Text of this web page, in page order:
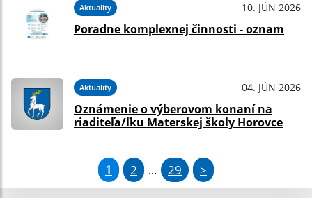
Aktuality 10. JÚN 2026
Poradne komplexnej činnosti - oznam
Aktuality 04. JÚN 2026
Oznámenie o výberovom konaní na
riaditeľa/ľku Materskej školy Horovce
1 2 ... 29 >